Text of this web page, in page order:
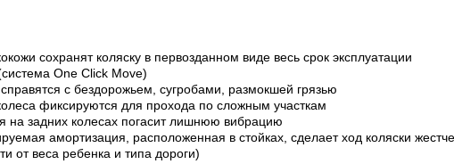
сохранят коляску в первозданном виде весь срок эксплуатации
One Click Move)
с бездорожьем, сугробами, размокшей грязью
фиксируются для прохода по сложным участкам
на задних колесах погасит лишнюю вибрацию
амортизация, расположенная в стойках, сделает ход коляски жестче
от веса ребенка и типа дороги)